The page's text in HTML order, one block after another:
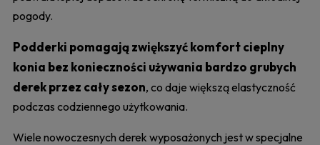
pogody.
Podderki pomagają zwiększyć komfort cieplny
konia bez konieczności używania bardzo grubych
derek przez cały sezon, co daje większą elastyczność
podczas codziennego użytkowania.
Wiele nowoczesnych derek wyposażonych jest w specjalne